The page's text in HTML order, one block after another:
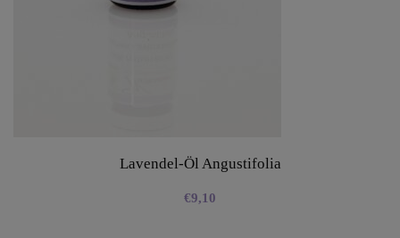
Lavendel-Öl Angustifolia
€9,10